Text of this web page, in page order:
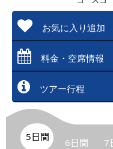
お気に入り追加
料金・空席情報
ツアー行程
5日間 6日間 7